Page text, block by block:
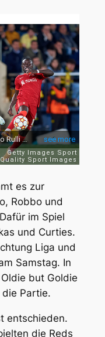
es zur
Robbo und
im Spiel
und Curties.
Liga und
Samstag. In
but Goldie
Partie.
entschieden.
die Reds